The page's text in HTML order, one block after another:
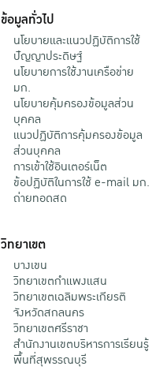
ข้อมูลทั่วไป
นโยบายและแนวปฏิบัติการใช้
ปัญญาประดิษฐ์
นโยบายการใช้งานเครือข่าย
มก.
นโยบายคุ้มครองข้อมูลส่วน
บุคคล
แนวปฏิบัติการคุ้มครองข้อมูล
ส่วนบุคคล
การเข้าใช้อินเตอร์เน็ต
ข้อปฏิบัติในการใช้ e-mail มก.
ถ่ายทอดสด
วิทยาเขต
บางเขน
วิทยาเขตกําแพงแสน
วิทยาเขตเฉลิมพระเกียรติ
จังหวัดสกลนคร
วิทยาเขตศรีราชา
สำนักงานเขตบริหารการเรียนรู้
พื้นที่สุพรรณบุรี